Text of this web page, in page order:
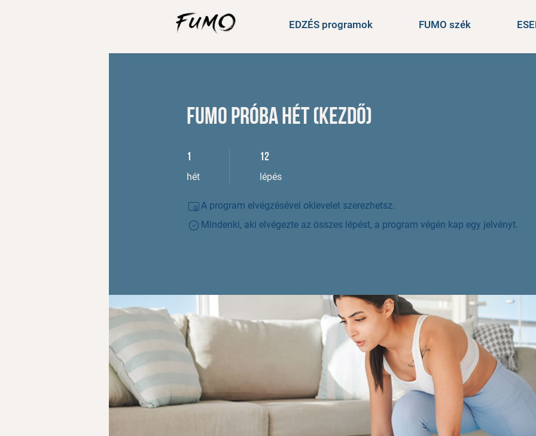
EDZÉS programok FUMO szék
FUMO próba hét (kezdő)
1
hét
1 hét 12
lépés
12 lépés
A program elvégzésével oklevelet szerezhetsz.
Mindenki, aki elvégezte az összes lépést, a program végén kap egy jelvényt.